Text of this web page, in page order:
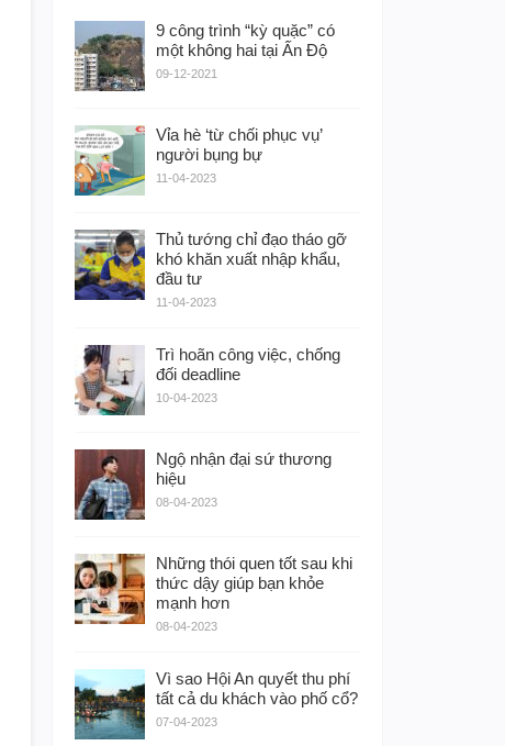
9 công trình “kỳ quặc” có
một không hai tại Ấn Độ
09-12-2021
Vỉa hè ‘từ chối phục vụ’
người bụng bự
11-04-2023
Thủ tướng chỉ đạo tháo gỡ
khó khăn xuất nhập khẩu,
đầu tư
11-04-2023
Trì hoãn công việc, chống
đối deadline
10-04-2023
Ngộ nhận đại sứ thương
hiệu
08-04-2023
Những thói quen tốt sau khi
thức dậy giúp bạn khỏe
mạnh hơn
08-04-2023
Vì sao Hội An quyết thu phí
tất cả du khách vào phố cổ?
07-04-2023